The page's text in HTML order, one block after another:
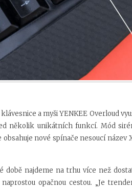
klávesnice a myši YENKEE Overloud
několik unikátních funkcí. Mód
obsahuje nové spínače nesoucí název
době najdeme na trhu více než
opačnou cestou. „Je